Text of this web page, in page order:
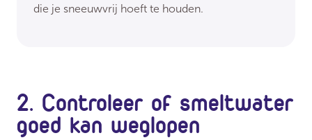
die je sneeuwvrij hoeft te houden.
2. Controleer of smeltwater
goed kan weglopen